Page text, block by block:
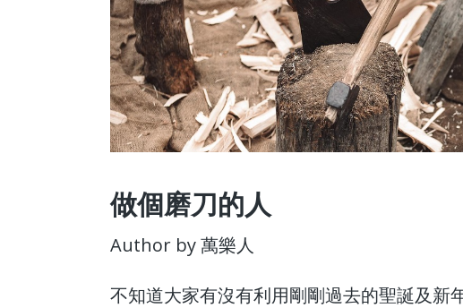
做個磨刀的人
Author by 萬樂人
不知道大家有沒有利用剛剛過去的聖誕及新